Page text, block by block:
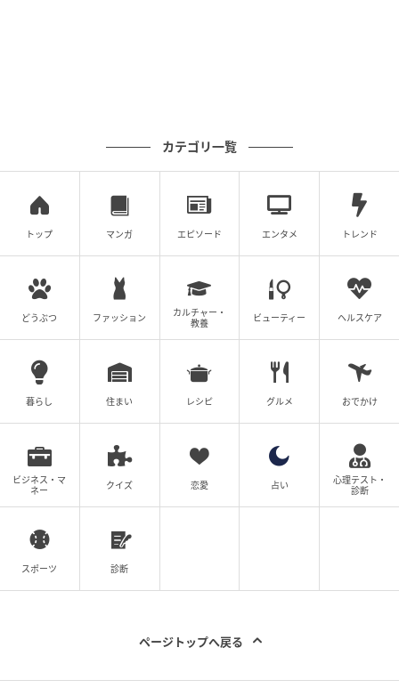
目玉焼き
白色の画用紙に幅7cm程度の白身の形を描く。黄色の
画用紙を直径4cm程度に丸く切り、白身の上にのりで
貼る。
カテゴリ一覧
トップ マンガ エピソード エンタメ トレンド
どうぶつ ファッション
カルチャー・
教養
ビューティー ヘルスケア
暮らし 住まい レシピ グルメ おでかけ
ビジネス・マ
ネー
クイズ 恋愛 占い
心理テスト・
診断
スポーツ 診断
ページトップへ戻る